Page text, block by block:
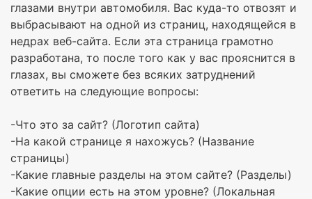
глазами внутри автомобиля. Вас куда-то отвозят и
выбрасывают на одной из страниц, находящейся в
недрах веб-сайта. Если эта страница грамотно
разработана, то после того как у вас прояснится в
глазах, вы сможете без всяких затруднений
ответить на следующие вопросы:
-Что это за сайт? (Логотип сайта)
-На какой странице я нахожусь? (Название
страницы)
-Какие главные разделы на этом сайте? (Разделы)
-Какие опции есть на этом уровне? (Локальная